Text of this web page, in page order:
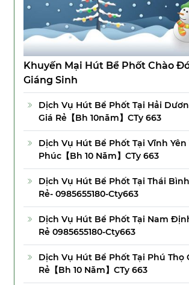
Khuyến Mại Hút Bể Phốt Chào
Giáng Sinh
Dịch Vụ Hút Bể Phốt Tại Hải
Giá Rẻ【Bh 10năm】CTy 663
Dịch Vụ Hút Bể Phốt Tại Vĩnh Yên
Phúc【Bh 10 Năm】CTy 663
Dịch Vụ Hút Bể Phốt Tại Thái
Rẻ- 0985655180-Cty663
Dịch Vụ Hút Bể Phốt Tại Nam
Rẻ 0985655180-Cty663
Dịch Vụ Hút Bể Phốt Tại Phú Thọ
Rẻ【Bh 10 Năm】CTy 663